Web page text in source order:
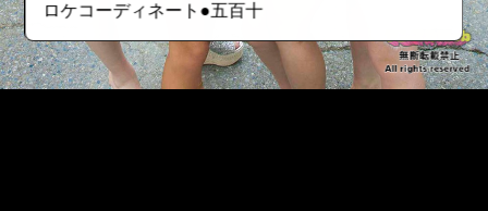
ロケコーディネート●五百十